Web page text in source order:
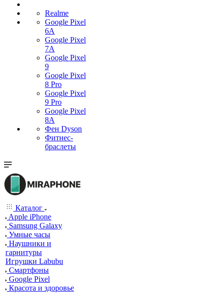
Realme
Google Pixel
6A
Google Pixel
7А
Google Pixel
9
Google Pixel
8 Pro
Google Pixel
9 Pro
Google Pixel
8A
Фен Dyson
Фитнес-
браслеты
Каталог
Apple iPhone
Samsung Galaxy
Умные часы
Наушники и
гарнитуры
Игрушки Labubu
Смартфоны
Google Pixel
Красота и здоровье